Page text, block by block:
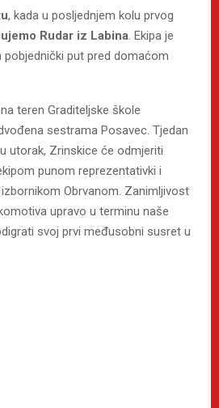
, kada u posljednjem kolu prvog
Rudar iz Labina. Ekipa je
put pred domaćom
teren Graditeljske škole
sestrama Posavec. Tjedan
utorak, Zrinskice će odmjeriti
punom reprezentativki i
Obrvanom. Zanimljivost
upravo u terminu naše
svoj prvi međusobni susret u